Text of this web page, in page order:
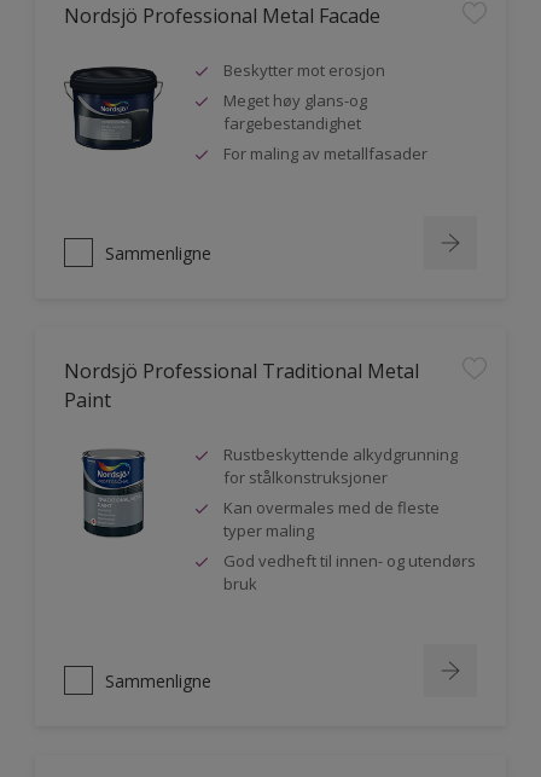
Nordsjö Professional Metal Facade
Beskytter mot erosjon
Meget høy glans-og
fargebestandighet
For maling av metallfasader
Sammenligne
Nordsjö Professional Traditional Metal
Paint
Rustbeskyttende alkydgrunning
for stålkonstruksjoner
Kan overmales med de fleste
typer maling
God vedheft til innen- og utendørs
bruk
Sammenligne